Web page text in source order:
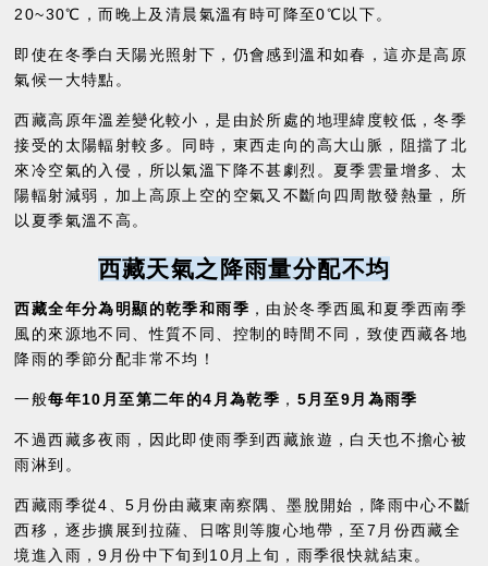
20~30℃，而晚上及清晨氣溫有時可降至0℃以下。
即使在冬季白天陽光照射下，仍會感到溫和如春，這亦是高原
氣候一大特點。
西藏高原年溫差變化較小，是由於所處的地理緯度較低，冬季
接受的太陽輻射較多。同時，東西走向的高大山脈，阻擋了北
來冷空氣的入侵，所以氣溫下降不甚劇烈。夏季雲量增多、太
陽輻射減弱，加上高原上空的空氣又不斷向四周散發熱量，所
以夏季氣溫不高。
西藏天氣之降雨量分配不均
西藏全年分為明顯的乾季和雨季 ，由於冬季西風和夏季西南季
風的來源地不同、性質不同、控制的時間不同，致使西藏各地
降雨的季節分配非常不均！
一般每年10月至第二年的4月為乾季 ， 5月至9月為雨季
不過西藏多夜雨，因此即使雨季到西藏旅遊，白天也不擔心被
雨淋到。
西藏雨季從4、5月份由藏東南察隅、墨脫開始，降雨中心不斷
西移，逐步擴展到拉薩、日喀則等腹心地帶，至7月份西藏全
境進入雨，9月份中下旬到10月上旬，雨季很快就結束。